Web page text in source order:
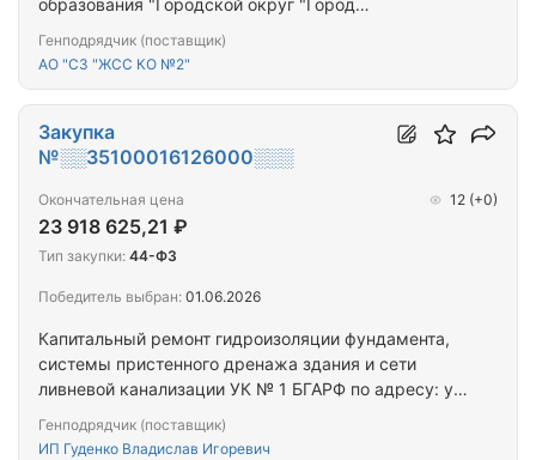
образования "Городской округ "Город
переселяемым из аварийного жилищного фонда
Генподрядчик (поставщик)
АО "СЗ "ЖСС КО №2"
Капитальный ремонт гидроизоляции фундамента,
системы пристенного дренажа здания и сети
ливневой канализации УК № 1 БГАРФ по адресу: ул.
Генподрядчик (поставщик)
ИП Гуденко Владислав Игоревич
Закупка
№░░35100016126000░░░
Окончательная цена
23 918 625,21 ₽
12 (+0)
Тип закупки: 44-ФЗ
Победитель выбран: 01.06.2026